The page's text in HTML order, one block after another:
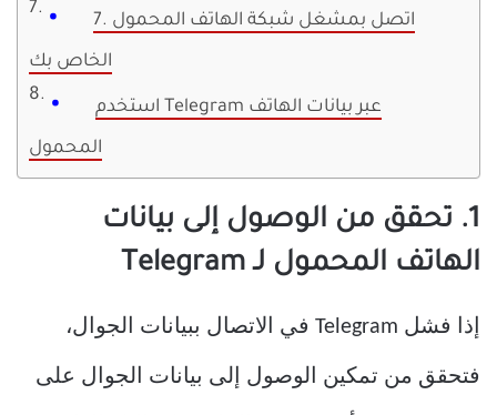
7. اتصل بمشغل شبكة الهاتف المحمول
الخاص بك
استخدم Telegram عبر بيانات الهاتف
المحمول
1. تحقق من الوصول إلى بيانات
الهاتف المحمول لـ Telegram
إذا فشل Telegram في الاتصال ببيانات الجوال،
فتحقق من تمكين الوصول إلى بيانات الجوال على